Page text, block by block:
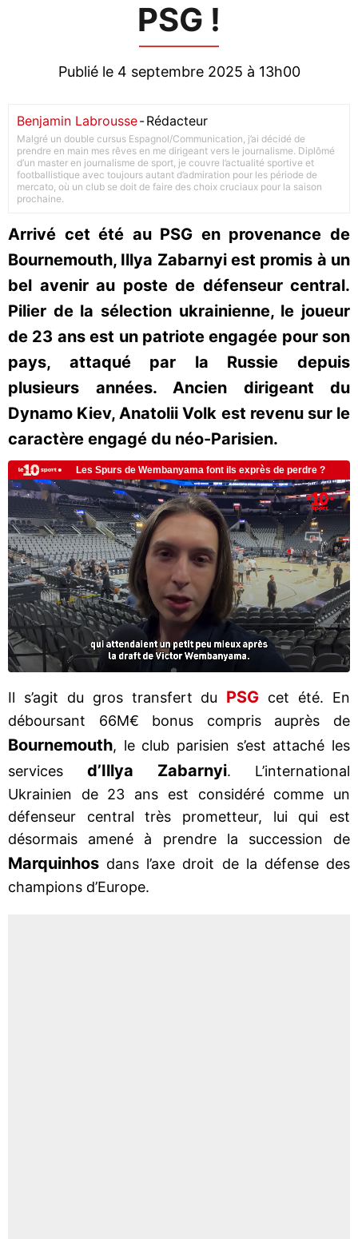
PSG !
Publié le 4 septembre 2025 à 13h00
Benjamin Labrousse-Rédacteur
Malgré un double cursus Espagnol/Communication, j’ai décidé de
prendre en main mes rêves en me dirigeant vers le journalisme. Diplômé
d’un master en journalisme de sport, je couvre l’actualité sportive et
footballistique avec toujours autant d’admiration pour les période de
mercato, où un club se doit de faire des choix cruciaux pour la saison
prochaine.
Arrivé cet été au PSG en provenance de
Bournemouth, Illya Zabarnyi est promis à un
bel avenir au poste de défenseur central.
Pilier de la sélection ukrainienne, le joueur
de 23 ans est un patriote engagée pour son
pays, attaqué par la Russie depuis
plusieurs années. Ancien dirigeant du
Dynamo Kiev, Anatolii Volk est revenu sur le
caractère engagé du néo-Parisien.
Il s’agit du gros transfert du PSG cet été. En
déboursant 66M€ bonus compris auprès de
Bournemouth, le club parisien s’est attaché les
services d’Illya Zabarnyi. L’international
Ukrainien de 23 ans est considéré comme un
défenseur central très prometteur, lui qui est
désormais amené à prendre la succession de
Marquinhos dans l’axe droit de la défense des
champions d’Europe.